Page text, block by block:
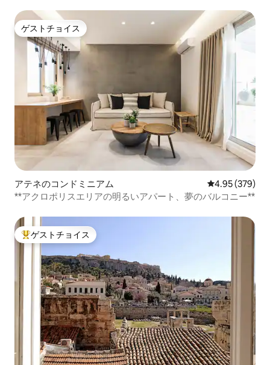
ゲストチョイス
ゲストチョイス
アテネのコンドミニアム レビュー379
4.95 (379)
**アクロポリスエリアの明るいアパート、夢のバルコニー**
大好評のゲストチョイスです。
ゲストチョイス